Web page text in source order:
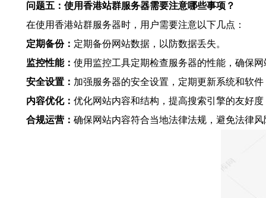
问题五：使用香港站群服务器需要注意哪些事项？
在使用香港站群服务器时，用户需要注意以下几点：
定期备份： 定期备份网站数据，以防数据丢失。
监控性能： 使用监控工具定期检查服务器的性能，确保
安全设置： 加强服务器的安全设置，定期更新系统和软
内容优化： 优化网站内容和结构，提高搜索引擎的友好
合规运营： 确保网站内容符合当地法律法规，避免法律风